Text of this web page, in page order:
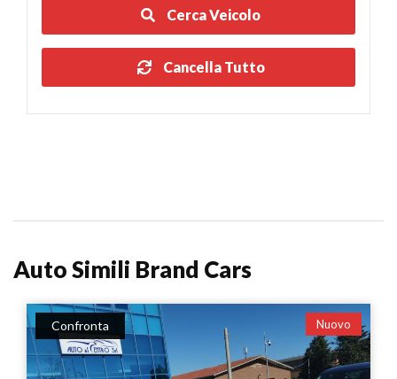
Cerca Veicolo
Cancella Tutto
Auto Simili Brand Cars
Nuovo
Confronta